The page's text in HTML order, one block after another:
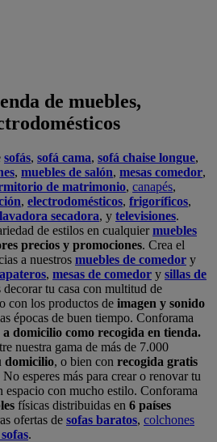
de muebles,
sofás, sofá cama, sofá chaise longue,
, muebles de salón, mesas comedor,
de matrimonio, canapés,
, electrodomésticos, frigoríficos,
lavadora secadora, y televisiones.
de estilos en cualquiermuebles
precios y promociones. Crea el
a nuestros muebles de comedor y
, mesas de comedor y sillas de
decorar tu casa con multitud de
con los productos de imagen y sonido
épocas de buen tiempo. Conforama
domicilio como recogida en tienda.
nuestra gama de más de 7.000
domicilio, o bien con recogida gratis
No esperes más para crear o renovar tu
espacio con mucho estilo. Conforama
físicas distribuidas en 6 países
ofertas de sofas baratos, colchones
.